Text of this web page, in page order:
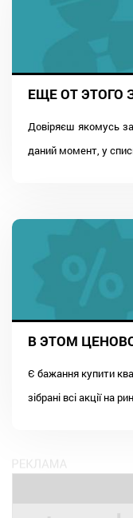
ЕЩЕ ОТ ЭТОГО
Довіряєш якомусь
даний момент, у
В ЭТОМ
Є бажання купити
зібрані всі акції на